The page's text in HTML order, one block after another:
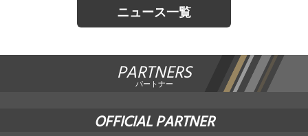
ニュース一覧
PARTNERS
パートナー
OFFICIAL PARTNER